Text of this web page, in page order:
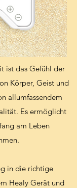
ist das Gefühl der
Körper, Geist und
allumfassendem
Es ermöglicht
am Leben
in die richtige
Healy Gerät und